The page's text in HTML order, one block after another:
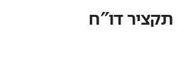
תקציר דו"ח